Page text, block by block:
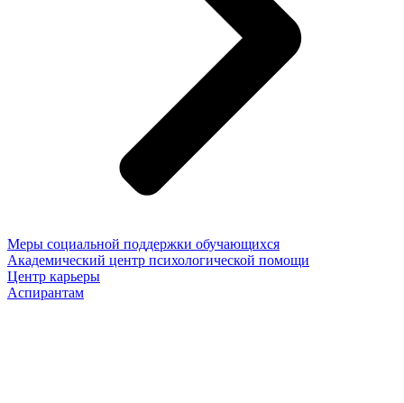
Меры социальной поддержки обучающихся
Академический центр психологической помощи
Центр карьеры
Аспирантам